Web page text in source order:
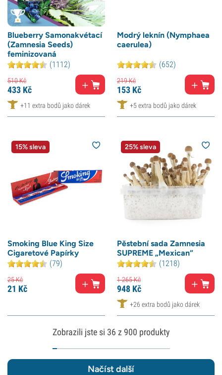
Blueberry Samonakvétací
(Zamnesia Seeds)
feminizovaná
(1112)
510Kč
433 Kč
+11 extra bodů jako dárek
Modrý leknín (Nymphaea
caerulea)
(652)
219Kč
153 Kč
+5 extra bodů jako dárek
15% sleva
Smoking Blue King Size
Cigaretové Papírky
(79)
25Kč
21 Kč
25% sleva
Pěstební sada Zamnesia
SUPREME „Mexican“
(1218)
1 265Kč
948 Kč
+26 extra bodů jako dárek
Zobrazili jste si 36 z 900 produkty
Načíst další